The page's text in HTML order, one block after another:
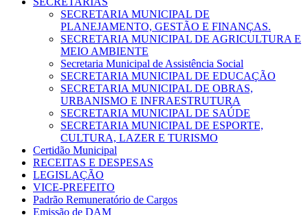
SECRETARIA MUNICIPAL DE
PLANEJAMENTO, GESTÃO E FINANÇAS.
SECRETARIA MUNICIPAL DE AGRICULTURA E
MEIO AMBIENTE
Secretaria Municipal de Assistência Social
SECRETARIA MUNICIPAL DE EDUCAÇÃO
SECRETARIA MUNICIPAL DE OBRAS,
URBANISMO E INFRAESTRUTURA
SECRETARIA MUNICIPAL DE SAÚDE
SECRETARIA MUNICIPAL DE ESPORTE,
CULTURA, LAZER E TURISMO
Certidão Municipal
RECEITAS E DESPESAS
LEGISLAÇÃO
VICE-PREFEITO
Padrão Remuneratório de Cargos
Emissão de DAM